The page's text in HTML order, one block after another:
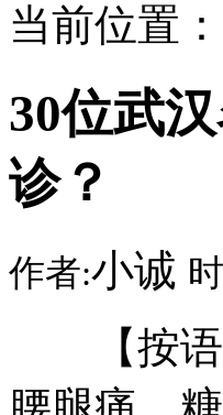
当前位置：
30位武
诊？
作者:小诚
【按语